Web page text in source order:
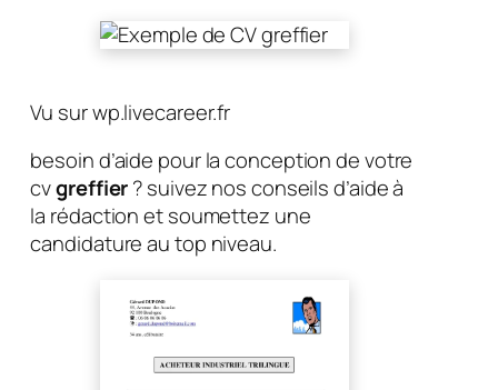
Vu sur wp.livecareer.fr
besoin d’aide pour la conception de votre
cvgreffier? suivez nos conseils d’aide à
la rédaction et soumettez une
candidature au top niveau.